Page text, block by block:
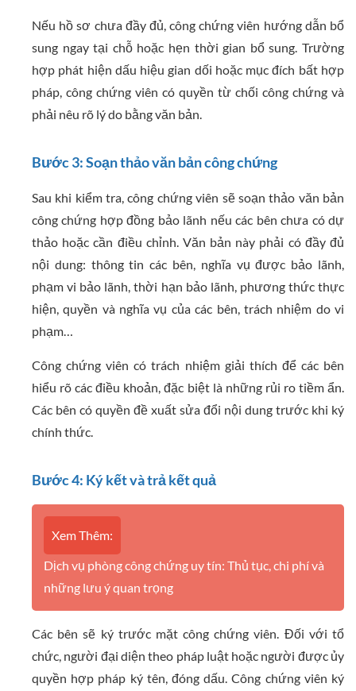
Nếu hồ sơ chưa đầy đủ, công chứng viên hướng dẫn bổ
sung ngay tại chỗ hoặc hẹn thời gian bổ sung. Trường
hợp phát hiện dấu hiệu gian dối hoặc mục đích bất hợp
pháp, công chứng viên có quyền từ chối công chứng và
phải nêu rõ lý do bằng văn bản.
Bước 3: Soạn thảo văn bản công chứng
Sau khi kiểm tra, công chứng viên sẽ soạn thảo văn bản
công chứng hợp đồng bảo lãnh nếu các bên chưa có dự
thảo hoặc cần điều chỉnh. Văn bản này phải có đầy đủ
nội dung: thông tin các bên, nghĩa vụ được bảo lãnh,
phạm vi bảo lãnh, thời hạn bảo lãnh, phương thức thực
hiện, quyền và nghĩa vụ của các bên, trách nhiệm do vi
phạm…
Công chứng viên có trách nhiệm giải thích để các bên
hiểu rõ các điều khoản, đặc biệt là những rủi ro tiềm ẩn.
Các bên có quyền đề xuất sửa đổi nội dung trước khi ký
chính thức.
Bước 4: Ký kết và trả kết quả
Xem Thêm:
Dịch vụ phòng công chứng uy tín: Thủ tục, chi phí và
những lưu ý quan trọng
Các bên sẽ ký trước mặt công chứng viên. Đối với tổ
chức, người đại diện theo pháp luật hoặc người được ủy
quyền hợp pháp ký tên, đóng dấu. Công chứng viên ký